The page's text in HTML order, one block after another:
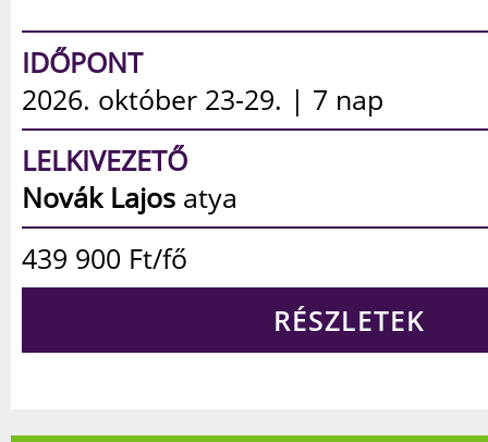
IDŐPONT
2026. október 23-28. | 6 nap
LELKIVEZETŐ
Vizi Andráspálos atya
449 900 Ft/fő
RÉSZLETEK